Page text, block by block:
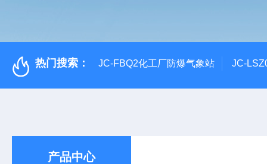
热门搜索： JC-FBQ2化工厂防爆气象站 JC-
产品中心